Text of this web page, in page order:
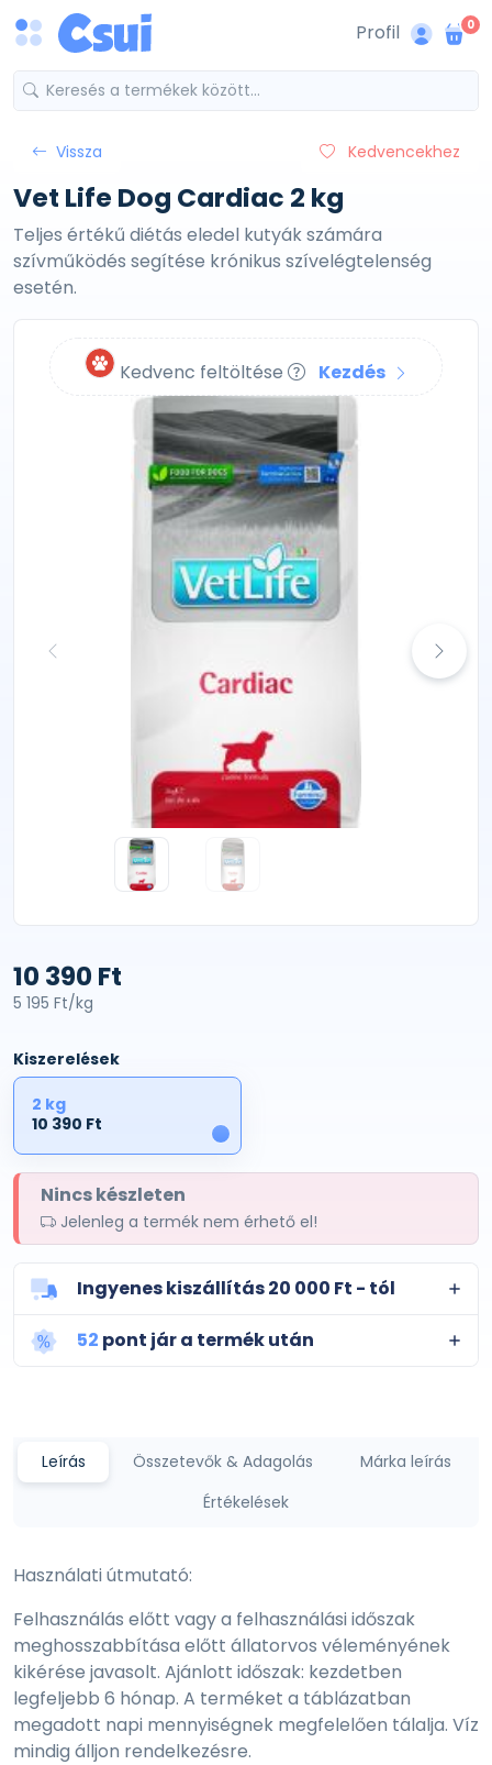
Profil 0
Vissza Kedvencekhez
Vet Life Dog Cardiac 2 kg
Teljes értékű diétás eledel kutyák számára
szívműködés segítése krónikus szívelégtelenség
esetén.
Kedvenc feltöltése Kezdés
10 390 Ft
5 195 Ft/kg
Kiszerelések
1
2 kg
10 390 Ft
Nincs készleten
Jelenleg a termék nem érhető el!
Ingyenes kiszállítás 20 000 Ft - tól
52 pont jár a termék után
Leírás Összetevők & Adagolás
Márka leírás
Értékelések
Használati útmutató:
Felhasználás előtt vagy a felhasználási időszak
meghosszabbítása előtt állatorvos véleményének
kikérése javasolt. Ajánlott időszak: kezdetben
legfeljebb 6 hónap. A terméket a táblázatban
megadott napi mennyiségnek megfelelően tálalja. Víz
mindig álljon rendelkezésre.